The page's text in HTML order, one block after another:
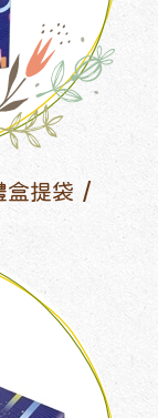
盒提袋